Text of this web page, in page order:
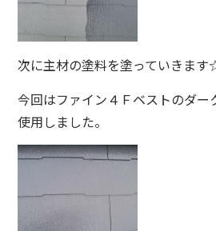
次に主材の塗料を塗っていきま
今回はファイン４Ｆベストのダー
使用しました。